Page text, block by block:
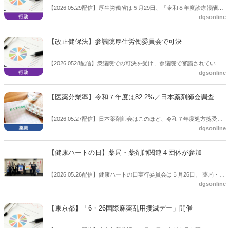
【2026.05.29配信】厚生労働省は５月29日、「令和８年度診療報酬改
定関連通知及び官報掲載事項の一部訂正について」を発出した。調剤
制加算２」イ100点について、要介護３以上の状態の患者などの要件
を満たせば施設患者であっても算定可とした。令和８年度調剤報酬改
宅薬学総合体制加算２」について、 単一建物診療患者が１人又は単一
建物居住者が１人の場合「イ」を新設し、 100点とした。またイ以外
の場合で50点を設けていた。
dgsonline
【改正健保法】参議院厚生労働委員会で可決
【2026.0528配信】衆議院での可決を受け、参議院で審議されていた
健康保険法の改正案が５月28日、参議院厚生労働委員会で賛成多数で
た。
dgsonline
【医薬分業率】令和７年度は82.2%／日本薬剤師会調査
【2026.05.27配信】日本薬剤師会はこのほど、令和７年度処方箋受取
dgsonline
【健康ハートの日】薬局・薬剤師関連４団体が参加
【2026.05.26配信】健康ハートの日実行委員会は５月26日、 薬局・ド
ラッグストア・病院による企画「血圧測ろうぜ！」に4団体、および
会を開催した。
dgsonline
【東京都】「6・26国際麻薬乱用撲滅デー」開催